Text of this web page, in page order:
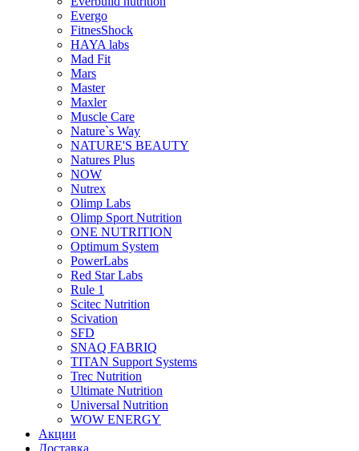
Evergo
FitnesShock
HAYA labs
Mad Fit
Mars
Master
Maxler
Muscle Care
Nature`s Way
NATURE'S BEAUTY
Natures Plus
NOW
Nutrex
Olimp Labs
Olimp Sport Nutrition
ONE NUTRITION
Optimum System
PowerLabs
Red Star Labs
Rule 1
Scitec Nutrition
Scivation
SFD
SNAQ FABRIQ
TITAN Support Systems
Trec Nutrition
Ultimate Nutrition
Universal Nutrition
WOW ENERGY
Акции